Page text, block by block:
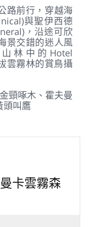
侏儒鳥。下午搭
River)，近距離
，熱帶河景和生
黑頸高蹺鴴、鳳